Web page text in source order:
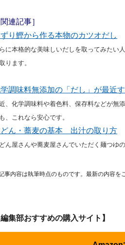
関連記事］
り鰹から作る本物のカツオだし
に本格的な美味しいだしを取ってみたい
ります。
調味料無添加の「だし」が最近す
、化学調味料や着色料、保存料などが無
、これなら安心です。
どん・蕎麦の基本 出汁の取り方
ん屋さんや蕎麦屋さんでいただく麺つゆ
事内容は執筆時点のものです。最新の内容を
編集部おすすめの購入サイト】